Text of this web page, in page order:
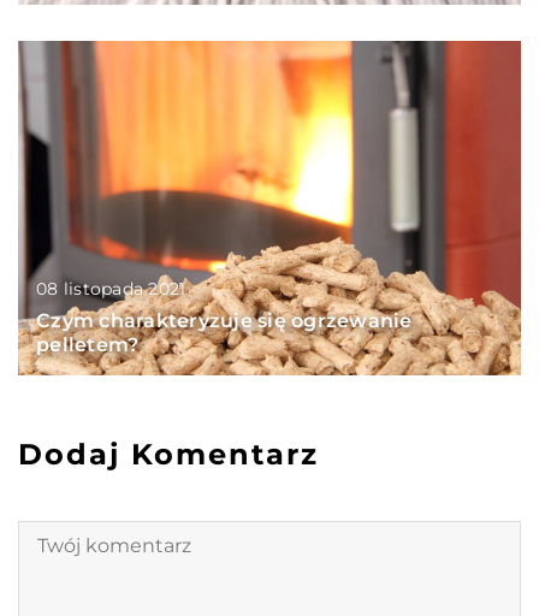
08 listopada 2021
Czym charakteryzuje się ogrzewanie
pelletem?
Dodaj Komentarz